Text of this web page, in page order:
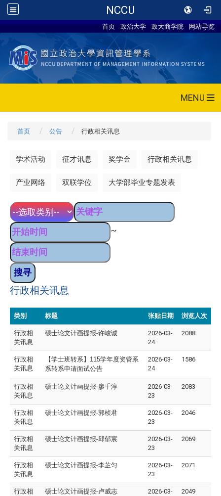
NCCU
首页 政治大学 政大商学院 网站导览
MENU
首页 公告 行政相关讯息
学术活动 征才讯息 奖学金 行政相关讯息
产业网络 双联学位 大学部毕业专题发表
~
行政相关讯息
类别 标题 张贴日期 浏览人次
行政相
关讯息
硕士论文计画提报-许峻诚
2026-03-
24
2088
行政相
关讯息
【学士班转系】115学年度资管系
系转系申请面试公告
2026-03-
24
1586
行政相
关讯息
硕士论文计画提报-廖千淳
2026-03-
23
2083
行政相
关讯息
硕士论文计画提报-郭桢君
2026-03-
23
2046
行政相
关讯息
硕士论文计画提报-邱郁宸
2026-03-
23
2069
行政相
关讯息
硕士论文计画提报-李芷匀
2026-03-
23
2071
行政相
硕士论文计画提报-卢威志
2026-03-
2049